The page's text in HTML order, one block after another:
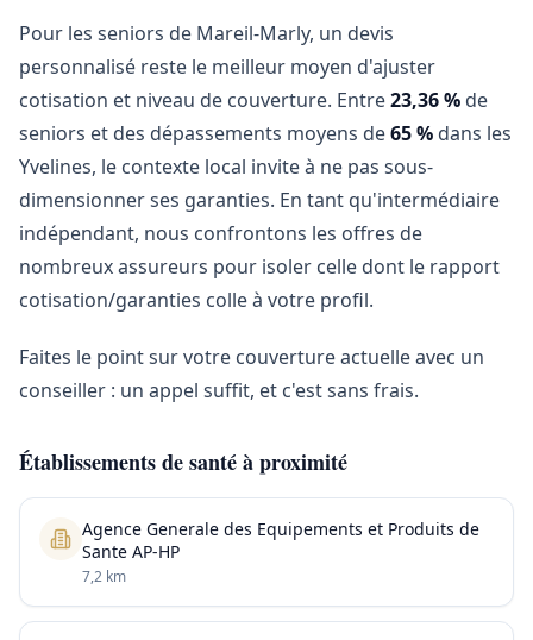
Pour les seniors de Mareil-Marly, un devis
personnalisé reste le meilleur moyen d'ajuster
cotisation et niveau de couverture. Entre23,36 % de
seniors et des dépassements moyens de65 % dans les
Yvelines, le contexte local invite à ne pas sous-
dimensionner ses garanties. En tant qu'intermédiaire
indépendant, nous confrontons les offres de
nombreux assureurs pour isoler celle dont le rapport
cotisation/garanties colle à votre profil.
Faites le point sur votre couverture actuelle avec un
conseiller : un appel suffit, et c'est sans frais.
Établissements de santé à proximité
Agence Generale des Equipements et Produits de
Sante AP-HP
7,2 km